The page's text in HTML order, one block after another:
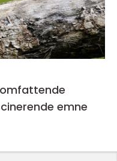
omfattende
emne